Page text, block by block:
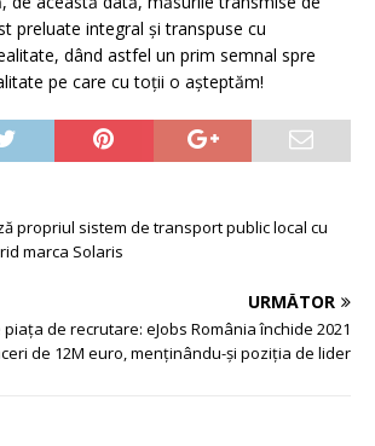
preluate integral și transpuse cu
dând astfel un prim semnal spre
pe care cu toții o așteptăm!
propriul sistem de transport public local cu
marca Solaris
URMĂTOR
de recrutare: eJobs România închide 2021
de 12M euro, menținându-și poziția de lider